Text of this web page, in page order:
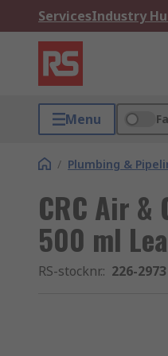
ServicesIndustry
Menu
/ Plumbing &
CRC Air
500 ml
RS-stocknr.: 226-2973